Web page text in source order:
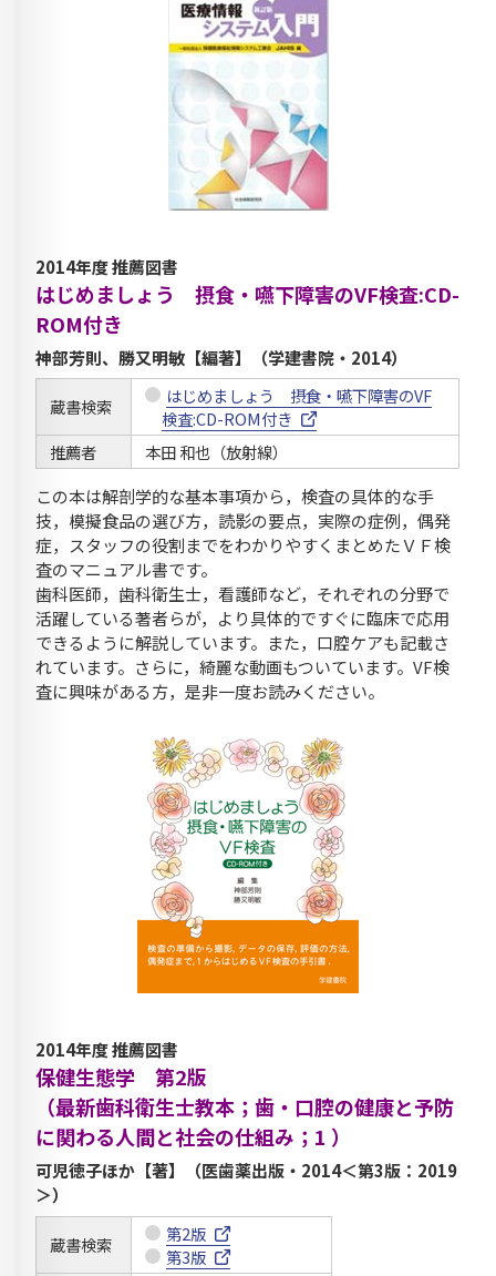
2014年度 推薦図書
はじめましょう 摂食・嚥下障害のVF検査:CD-
ROM付き
神部芳則、勝又明敏【編著】（学建書院・2014）
蔵書検索
はじめましょう 摂食・嚥下障害のVF
検査:CD-ROM付き
推薦者
本田 和也（放射線）
この本は解剖学的な基本事項から，検査の具体的な手
技，模擬食品の選び方，読影の要点，実際の症例，偶発
症，スタッフの役割までをわかりやすくまとめたＶＦ検
査のマニュアル書です。
歯科医師，歯科衛生士，看護師など，それぞれの分野で
活躍している著者らが，より具体的ですぐに臨床で応用
できるように解説しています。また，口腔ケアも記載さ
れています。さらに，綺麗な動画もついています。VF検
査に興味がある方，是非一度お読みください。
2014年度 推薦図書
保健生態学 第2版
（最新歯科衛生士教本；歯・口腔の健康と予防
に関わる人間と社会の仕組み；1 ）
可児徳子ほか【著】（医歯薬出版・2014＜第3版：2019
＞）
蔵書検索
第2版
第3版